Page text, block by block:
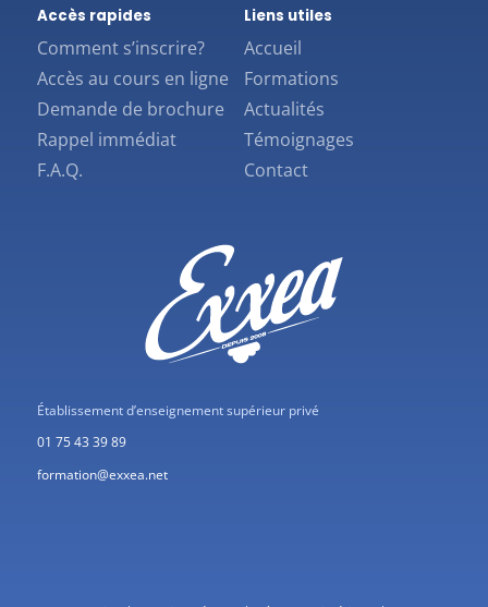
Établissement d’enseignement supérieur privé
01 75 43 39 89
formation@exxea.net
Accès rapides
Comment s’inscrire?
Accès au cours en ligne
Demande de brochure
Rappel immédiat
F.A.Q.
Liens utiles
Accueil
Formations
Actualités
Témoignages
Contact